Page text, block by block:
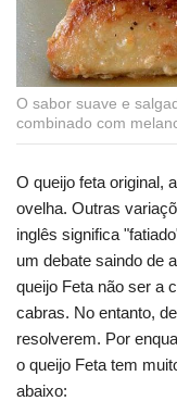
O sabor suave e
combinado com
O queijo feta original,
ovelha. Outras
inglês significa
um debate saindo de
queijo Feta não ser a
cabras. No entanto,
resolverem. Por
o queijo Feta tem
abaixo: